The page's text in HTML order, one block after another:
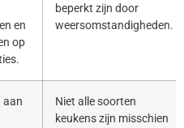
en
op
beperkt zijn door
weersomstandigheden.
aan
Niet alle soorten
keukens zijn misschien